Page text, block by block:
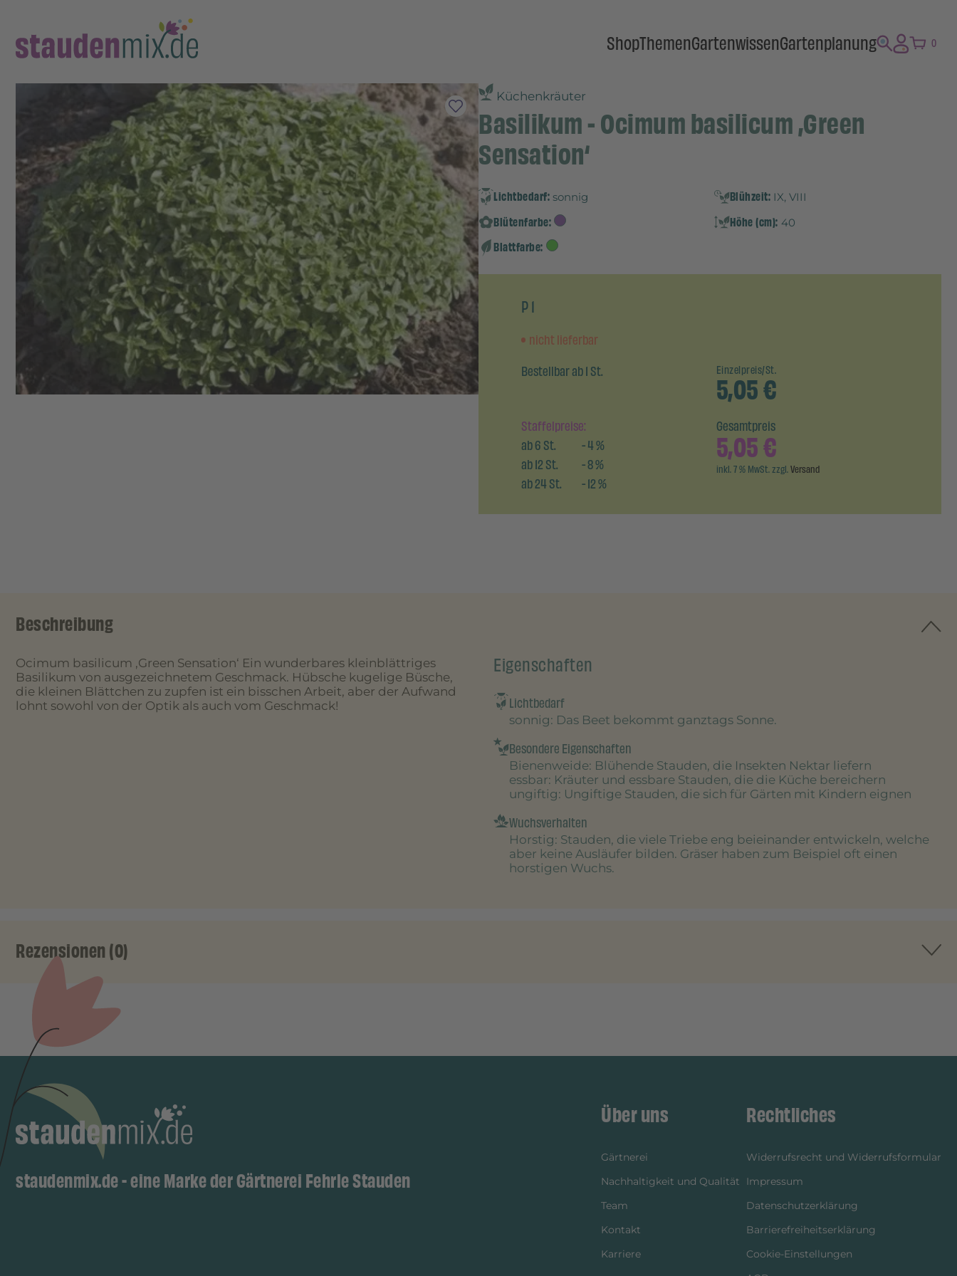
ShopThemenGartenwissenGartenplanung 0
Küchenkräuter
Basilikum - Ocimum basilicum ‚Green
Sensation‘
Lichtbedarf: sonnig Blühzeit: IX, VIII
Blütenfarbe: Höhe (cm): 40
Blattfarbe:
P 1
nicht lieferbar
Bestellbar ab 1 St.
Einzelpreis/St.
5,05€
Staffelpreise:
ab6St. -4%
ab12St. -8%
ab24St. -12%
Gesamtpreis
5,05€
inkl. 7 % MwSt. zzgl.Versand
Beschreibung
Ocimum basilicum ‚Green Sensation‘ Ein wunderbares kleinblättriges
Basilikum von ausgezeichnetem Geschmack. Hübsche kugelige Büsche,
die kleinen Blättchen zu zupfen ist ein bisschen Arbeit, aber der Aufwand
lohnt sowohl von der Optik als auch vom Geschmack!
Eigenschaften
Lichtbedarf
sonnig: Das Beet bekommt ganztags Sonne.
Besondere Eigenschaften
Bienenweide: Blühende Stauden, die Insekten Nektar liefern
essbar: Kräuter und essbare Stauden, die die Küche bereichern
ungiftig: Ungiftige Stauden, die sich für Gärten mit Kindern eignen
Wuchsverhalten
Horstig: Stauden, die viele Triebe eng beieinander entwickeln, welche
aber keine Ausläufer bilden. Gräser haben zum Beispiel oft einen
horstigen Wuchs.
Rezensionen (0)
staudenmix.de - eine Marke der Gärtnerei Fehrle Stauden
Über uns
Gärtnerei
Nachhaltigkeit und Qualität
Team
Kontakt
Karriere
Rechtliches
Widerrufsrecht und Widerrufsformular
Impressum
Datenschutzerklärung
Barrierefreiheitserklärung
Cookie-Einstellungen